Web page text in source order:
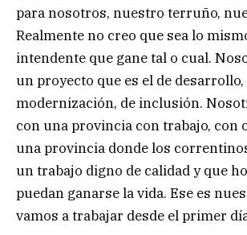
para nosotros, nuestro terruño,
Realmente no creo que sea lo
intendente que gane tal o cual.
un proyecto que es el de desarrollo,
modernización, de inclusión.
con una provincia con trabajo, con
una provincia donde los
un trabajo digno de calidad y que
puedan ganarse la vida. Ese es
vamos a trabajar desde el primer